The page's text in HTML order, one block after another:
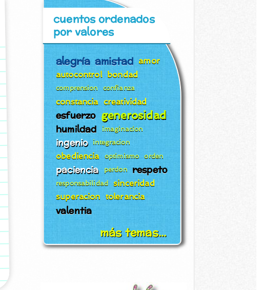
cuentos ordenados
por valores
alegría amistad amor
autocontrol bondad
comprension confianza
constancia creatividad
esfuerzo generosidad
humildad imaginacion
ingenio integracion
obediencia optimismo orden
paciencia perdon respeto
responsabilidad sinceridad
superacion tolerancia
valentia
más temas...